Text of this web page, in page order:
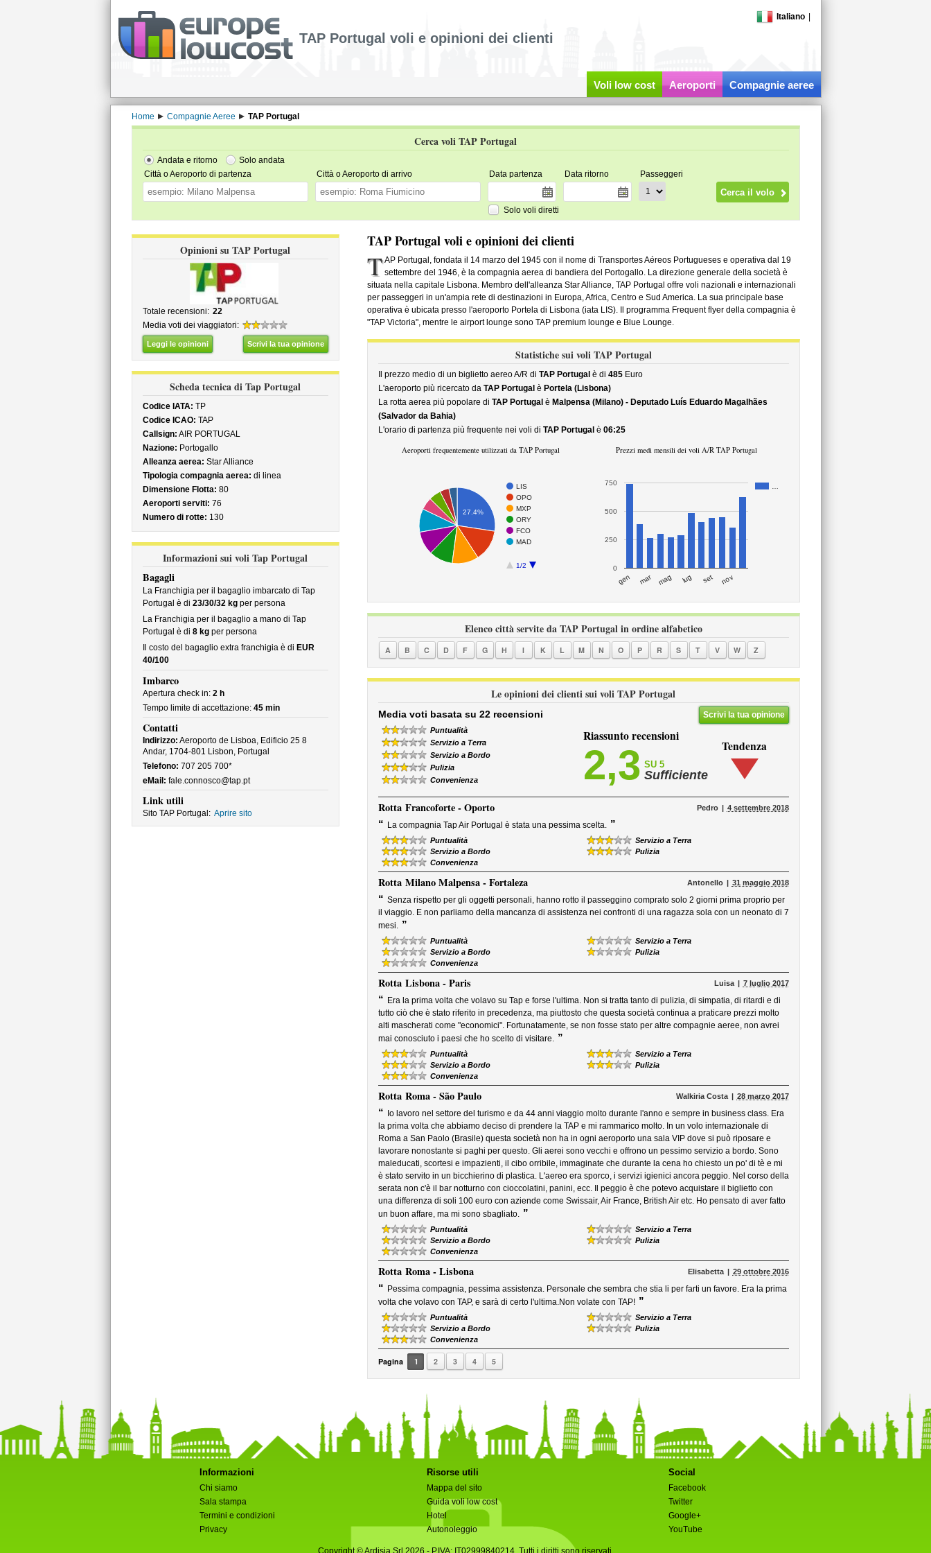
Italiano
TAP Portugal voli e opinioni dei clienti
Voli low cost Aeroporti Compagnie aeree
Home Compagnie Aeree TAP Portugal
Cerca voli TAP Portugal
Andata e ritorno
Solo andata
Città o Aeroporto di partenza
Città o Aeroporto di arrivo Data partenza Data ritorno Passeggeri
Solo voli diretti
Opinioni su TAP Portugal
Totale recensioni: 22
Media voti dei viaggiatori:
Leggi le opinioni Scrivi la tua opinione
Scheda tecnica di Tap Portugal
Codice IATA: TP
Codice ICAO: TAP
Callsign: AIR PORTUGAL
Nazione: Portogallo
Alleanza aerea: Star Alliance
Tipologia compagnia aerea: di linea
Dimensione Flotta: 80
Aeroporti serviti: 76
Numero di rotte: 130
Informazioni sui voli Tap Portugal
Bagagli
La Franchigia per il bagaglio imbarcato di Tap
Portugal è di 23/30/32 kgper persona
La Franchigia per il bagaglio a mano di Tap
Portugal è di 8 kgper persona
Il costo del bagaglio extra franchigia è di EUR
40/100
Imbarco
Apertura check in: 2 h
Tempo limite di accettazione: 45 min
Contatti
Indirizzo: Aeroporto de Lisboa, Edificio 25 8
Andar, 1704-801 Lisbon, Portugal
Telefono: 707 205 700*
eMail: fale.connosco@tap.pt
Link utili
Sito TAP Portugal: Aprire sito
TAP Portugal voli e opinioni dei clienti
T AP Portugal, fondata il 14 marzo del 1945 con il nome di Transportes Aéreos Portugueses e operativa dal 19
settembre del 1946, è la compagnia aerea di bandiera del Portogallo. La direzione generale della società è
situata nella capitale Lisbona. Membro dell'alleanza Star Alliance, TAP Portugal offre voli nazionali e internazionali
per passeggeri in un'ampia rete di destinazioni in Europa, Africa, Centro e Sud America. La sua principale base
operativa è ubicata presso l'aeroporto Portela di Lisbona (iata LIS). Il programma Frequent flyer della compagnia è
"TAP Victoria", mentre le airport lounge sono TAP premium lounge e Blue Lounge.
Statistiche sui voli TAP Portugal
Il prezzo medio di un biglietto aereo A/R di TAP Portugal è di 485Euro
L'aeroporto più ricercato da TAP Portugal è Portela (Lisbona)
La rotta aerea più popolare di TAP Portugal è Malpensa (Milano) - Deputado Luís Eduardo Magalhães
(Salvador da Bahia)
L'orario di partenza più frequente nei voli di TAP Portugal è 06:25
Aeroporti frequentemente utilizzati da TAP Portugal
LIS
OPO
MXP
ORY
FCO
MAD
1/2
27.4%
Prezzi medi mensili dei voli A/R TAP Portugal
gen mar mag lug set nov
0
250
500
750
Elenco città servite da TAP Portugal in ordine alfabetico
A B C D F G H I K L M N O P R S T V W Z
Le opinioni dei clienti sui voli TAP Portugal
Scrivi la tua opinione
Media voti basata su 22 recensioni
Puntualità
Servizio a Terra
Servizio a Bordo
Pulizia
Convenienza
Riassunto recensioni
2,3 SU 5
Sufficiente
Tendenza
Rotta Francoforte - Oporto Pedro 4 settembre 2018
“ La compagnia Tap Air Portugal è stata una pessima scelta. ”
Puntualità
Servizio a Terra
Servizio a Bordo
Pulizia
Convenienza
Rotta Milano Malpensa - Fortaleza Antonello 31 maggio 2018
“ Senza rispetto per gli oggetti personali, hanno rotto il passeggino comprato solo 2 giorni prima proprio per
il viaggio. E non parliamo della mancanza di assistenza nei confronti di una ragazza sola con un neonato di 7
mesi. ”
Puntualità
Servizio a Terra
Servizio a Bordo
Pulizia
Convenienza
Rotta Lisbona - Paris Luisa 7 luglio 2017
“ Era la prima volta che volavo su Tap e forse l'ultima. Non si tratta tanto di pulizia, di simpatia, di ritardi e di
tutto ciò che è stato riferito in precedenza, ma piuttosto che questa società continua a praticare prezzi molto
alti mascherati come "economici". Fortunatamente, se non fosse stato per altre compagnie aeree, non avrei
mai conosciuto i paesi che ho scelto di visitare. ”
Puntualità
Servizio a Terra
Servizio a Bordo
Pulizia
Convenienza
Rotta Roma - São Paulo Walkiria Costa 28 marzo 2017
“
Io lavoro nel settore del turismo e da 44 anni viaggio molto durante l'anno e sempre in business class. Era
la prima volta che abbiamo deciso di prendere la TAP e mi rammarico molto. In un volo internazionale di
Roma a San Paolo (Brasile) questa società non ha in ogni aeroporto una sala VIP dove si può riposare e
lavorare nonostante si paghi per questo. Gli aerei sono vecchi e offrono un pessimo servizio a bordo. Sono
maleducati, scortesi e impazienti, il cibo orribile, immaginate che durante la cena ho chiesto un po' di tè e mi
è stato servito in un bicchierino di plastica. L'aereo era sporco, i servizi igienici ancora peggio. Nel corso della
serata non c'è il bar notturno con cioccolatini, panini, ecc. Il peggio è che potevo acquistare il biglietto con
una differenza di soli 100 euro con aziende come Swissair, Air France, British Air etc. Ho pensato di aver fatto
un buon affare, ma mi sono sbagliato. ”
Puntualità
Servizio a Terra
Servizio a Bordo
Pulizia
Convenienza
Rotta Roma - Lisbona Elisabetta 29 ottobre 2016
“ Pessima compagnia, pessima assistenza. Personale che sembra che stia li per farti un favore. Era la prima
volta che volavo con TAP, e sarà di certo l'ultima.Non volate con TAP! ”
Puntualità
Servizio a Terra
Servizio a Bordo
Pulizia
Convenienza
Pagina 1 2 3 4 5
Informazioni
Chi siamo
Sala stampa
Termini e condizioni
Privacy
Risorse utili
Mappa del sito
Guida voli low cost
Hotel
Autonoleggio
Social
Facebook
Twitter
Google+
YouTube
Copyright © Ardisia Srl 2026 - P.IVA: IT02999840214. Tutti i diritti sono riservati.